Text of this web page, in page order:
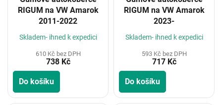
RIGUM na VW Amarok
2011-2022
Skladem- ihned k expedici
610 Kč bez DPH
738 Kč
Do košíku
RIGUM na VW Amarok
2023-
Skladem- ihned k expedici
593 Kč bez DPH
717 Kč
Do košíku